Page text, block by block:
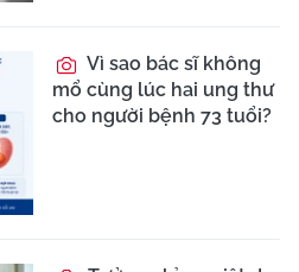
Vì sao bác sĩ không
mổ cùng lúc hai ung thư
cho người bệnh 73 tuổi?